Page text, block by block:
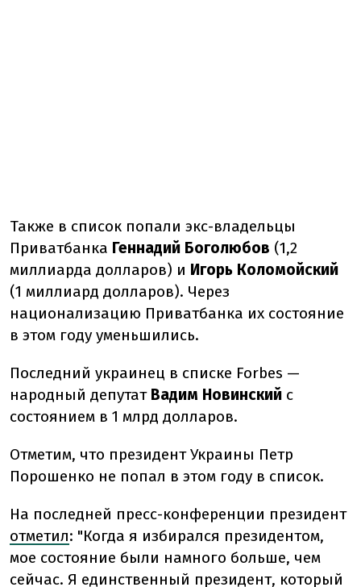
Также в список попали экс-владельцы
Приватбанка Геннадий Боголюбов (1,2
миллиарда долларов) и Игорь Коломойский
(1 миллиард долларов). Через
национализацию Приватбанка их состояние
в этом году уменьшились.
Последний украинец в списке Forbes —
народный депутат Вадим Новинский с
состоянием в 1 млрд долларов.
Отметим, что президент Украины Петр
Порошенко не попал в этом году в список.
На последней пресс-конференции президент
отметил: "Когда я избирался президентом,
мое состояние были намного больше, чем
сейчас. Я единственный президент, который